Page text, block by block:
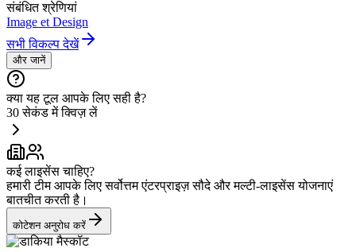
संबंधित श्रेणियां
Image et Design
सभी विकल्प देखें
और जानें
क्या यह टूल आपके लिए सही है?
30 सेकंड में क्विज़ लें
कई लाइसेंस चाहिए?
हमारी टीम आपके लिए सर्वोत्तम एंटरप्राइज़ सौदे और मल्टी-लाइसेंस योजनाएं
बातचीत करती है।
कोटेशन अनुरोध करें